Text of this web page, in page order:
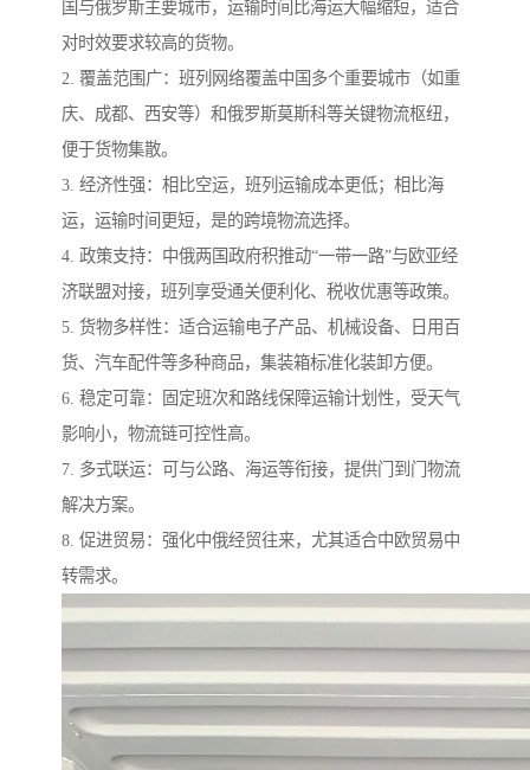
国与俄罗斯主要城市，运输时间比海运大幅缩短，适合
对时效要求较高的货物。
2. 覆盖范围广：班列网络覆盖中国多个重要城市（如重
庆、成都、西安等）和俄罗斯莫斯科等关键物流枢纽，
便于货物集散。
3. 经济性强：相比空运，班列运输成本更低；相比海
运，运输时间更短，是的跨境物流选择。
4. 政策支持：中俄两国政府积推动“一带一路”与欧亚经
济联盟对接，班列享受通关便利化、税收优惠等政策。
5. 货物多样性：适合运输电子产品、机械设备、日用百
货、汽车配件等多种商品，集装箱标准化装卸方便。
6. 稳定可靠：固定班次和路线保障运输计划性，受天气
影响小，物流链可控性高。
7. 多式联运：可与公路、海运等衔接，提供门到门物流
解决方案。
8. 促进贸易：强化中俄经贸往来，尤其适合中欧贸易中
转需求。